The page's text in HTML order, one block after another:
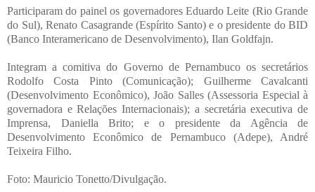
Participaram do painel os governadores Eduardo Leite (Rio Grande
do Sul), Renato Casagrande (Espírito Santo) e o presidente do BID
(Banco Interamericano de Desenvolvimento), Ilan Goldfajn.
Integram a comitiva do Governo de Pernambuco os secretários
Rodolfo Costa Pinto (Comunicação); Guilherme Cavalcanti
(Desenvolvimento Econômico), João Salles (Assessoria Especial à
governadora e Relações Internacionais); a secretária executiva de
Imprensa, Daniella Brito; e o presidente da Agência de
Desenvolvimento Econômico de Pernambuco (Adepe), André
Teixeira Filho.
Foto: Mauricio Tonetto/Divulgação.